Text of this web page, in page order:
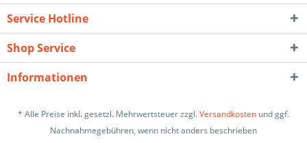
Service Hotline
Shop Service
Informationen
* Alle Preise inkl. gesetzl. Mehrwertsteuer zzgl.Versandkosten und ggf.
Nachnahmegebühren, wenn nicht anders beschrieben